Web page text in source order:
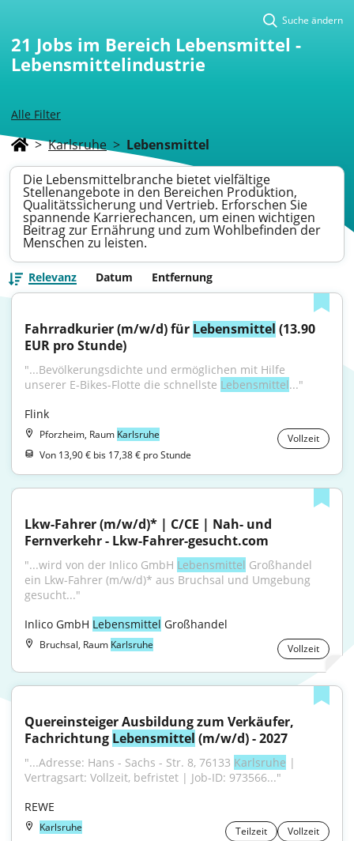
Alle Filter
Suche ändern
21 Jobs im Bereich Lebensmittel -
Lebensmittelindustrie
> Karlsruhe > Lebensmittel
Die Lebensmittelbranche bietet vielfältige
Stellenangebote in den Bereichen Produktion,
Qualitätssicherung und Vertrieb. Erforschen Sie
spannende Karrierechancen, um einen wichtigen
Beitrag zur Ernährung und zum Wohlbefinden der
Menschen zu leisten.
Relevanz Datum Entfernung
Fahrradkurier (m/w/d) für Lebensmittel (13.90
EUR pro Stunde)
"...Bevölkerungsdichte und ermöglichen mit Hilfe
unserer E-Bikes-Flotte die schnellste Lebensmittel..."
Flink
Pforzheim, Raum Karlsruhe
Vollzeit
Von 13,90 € bis 17,38 € pro Stunde
Lkw-Fahrer (m/w/d)* | C/CE | Nah- und
Fernverkehr - Lkw-Fahrer-gesucht.com
"...wird von der Inlico GmbH Lebensmittel Großhandel
ein Lkw-Fahrer (m/w/d)* aus Bruchsal und Umgebung
gesucht..."
Inlico GmbH Lebensmittel Großhandel
Bruchsal, Raum Karlsruhe Vollzeit
Quereinsteiger Ausbildung zum Verkäufer,
Fachrichtung Lebensmittel (m/w/d) - 2027
"...Adresse: Hans - Sachs - Str. 8, 76133 Karlsruhe |
Vertragsart: Vollzeit, befristet | Job-ID: 973566..."
REWE
Karlsruhe Teilzeit Vollzeit